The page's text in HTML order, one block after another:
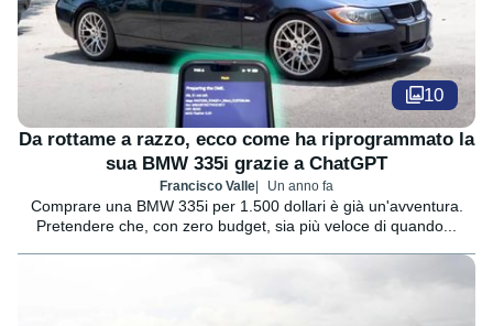
10
Da rottame a razzo, ecco come ha riprogrammato la
sua BMW 335i grazie a ChatGPT
Francisco Valle Un anno fa
Comprare una BMW 335i per 1.500 dollari è già un'avventura.
Pretendere che, con zero budget, sia più veloce di quando...